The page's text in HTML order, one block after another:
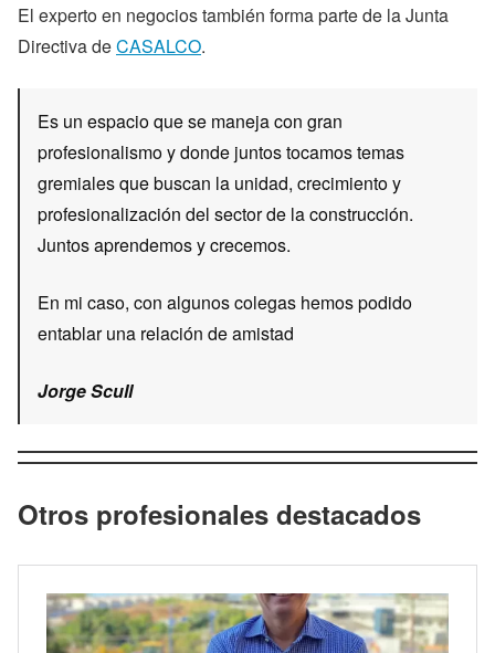
El experto en negocios también forma parte de la Junta
Directiva deCASALCO.
Es un espacio que se maneja con gran
profesionalismo y donde juntos tocamos temas
gremiales que buscan la unidad, crecimiento y
profesionalización del sector de la construcción.
Juntos aprendemos y crecemos.
En mi caso, con algunos colegas hemos podido
entablar una relación de amistad
Jorge Scull
Otros profesionales destacados